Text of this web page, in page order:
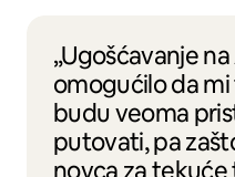
„Ugošćavanje
omogućilo da
budu veoma
putovati, pa